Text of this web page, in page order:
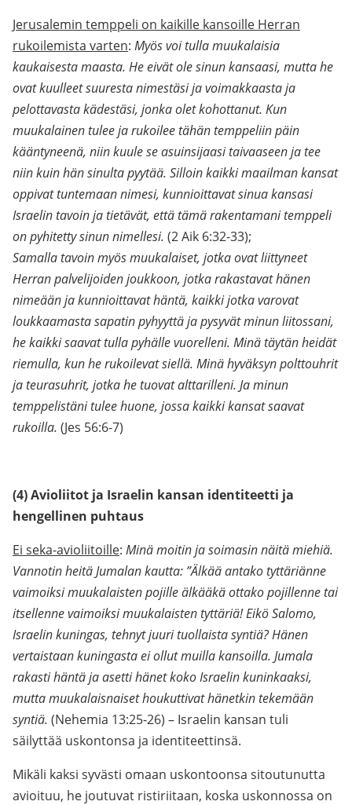
Jerusalemin temppeli on kaikille kansoille Herran
rukoilemista varten: Myös voi tulla muukalaisia
kaukaisesta maasta. He eivät ole sinun kansaasi, mutta he
ovat kuulleet suuresta nimestäsi ja voimakkaasta ja
pelottavasta kädestäsi, jonka olet kohottanut. Kun
muukalainen tulee ja rukoilee tähän temppeliin päin
kääntyneenä, niin kuule se asuinsijaasi taivaaseen ja tee
niin kuin hän sinulta pyytää. Silloin kaikki maailman kansat
oppivat tuntemaan nimesi, kunnioittavat sinua kansasi
Israelin tavoin ja tietävät, että tämä rakentamani temppeli
on pyhitetty sinun nimellesi. (2 Aik 6:32-33);
Samalla tavoin myös muukalaiset, jotka ovat liittyneet
Herran palvelijoiden joukkoon, jotka rakastavat hänen
nimeään ja kunnioittavat häntä, kaikki jotka varovat
loukkaamasta sapatin pyhyyttä ja pysyvät minun liitossani,
he kaikki saavat tulla pyhälle vuorelleni. Minä täytän heidät
riemulla, kun he rukoilevat siellä. Minä hyväksyn polttouhrit
ja teurasuhrit, jotka he tuovat alttarilleni. Ja minun
temppelistäni tulee huone, jossa kaikki kansat saavat
rukoilla. (Jes 56:6-7)
(4) Avioliitot ja Israelin kansan identiteetti ja
hengellinen puhtaus
Ei seka-avioliitoille: Minä moitin ja soimasin näitä miehiä.
Vannotin heitä Jumalan kautta: ”Älkää antako tyttäriänne
vaimoiksi muukalaisten pojille älkääkä ottako pojillenne tai
itsellenne vaimoiksi muukalaisten tyttäriä!Eikö Salomo,
Israelin kuningas, tehnyt juuri tuollaista syntiä? Hänen
vertaistaan kuningasta ei ollut muilla kansoilla. Jumala
rakasti häntä ja asetti hänet koko Israelin kuninkaaksi,
mutta muukalaisnaiset houkuttivat hänetkin tekemään
syntiä. (Nehemia 13:25-26) – Israelin kansan tuli
säilyttää uskontonsa ja identiteettinsä.
Mikäli kaksi syvästi omaan uskontoonsa sitoutunutta
avioituu, he joutuvat ristiriitaan, koska uskonnossa on